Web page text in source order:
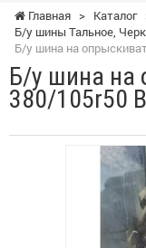
Главная > Каталог
Б/у шины Тальное,
Б/у шина на
Б/у шина на
380/105r50